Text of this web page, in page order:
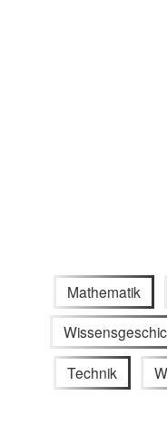
Mathematik
Technik